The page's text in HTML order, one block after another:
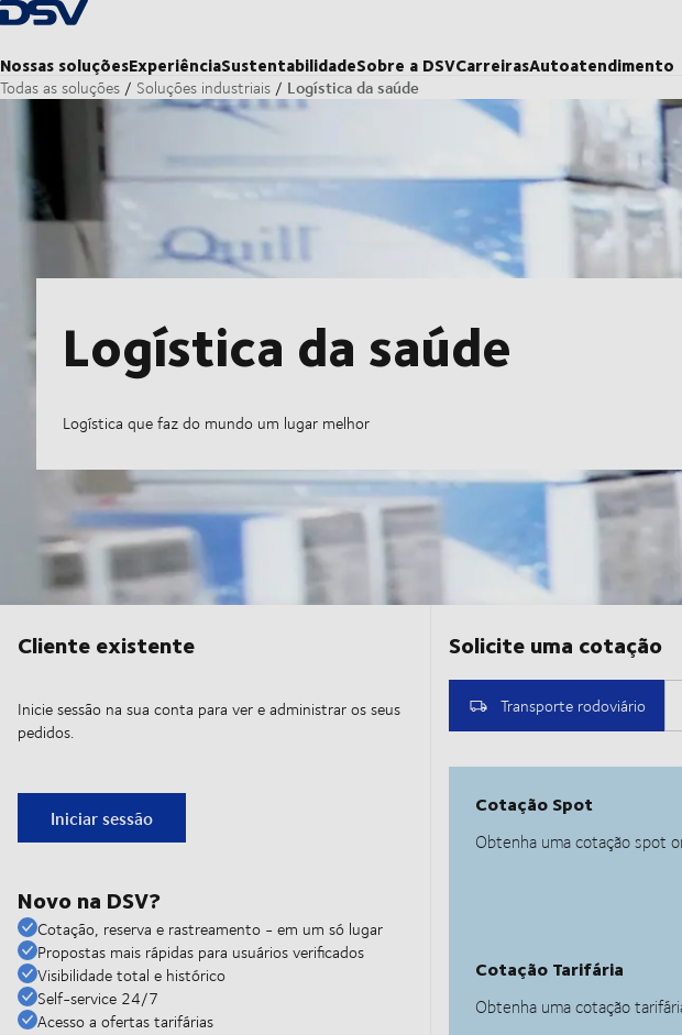
Voltar à página inicial
Nossas soluçõesExperiênciaSustentabilidadeSobre a DSVCarreirasAutoatendimento
Todas as soluções Soluções industriais Logística da saúde
Logística da saúde
Logística que faz do mundo um lugar melhor
Cliente existente
Inicie sessão na sua conta para ver e administrar os seus
pedidos.
Iniciar sessão
Novo na DSV?
Cotação, reserva e rastreamento - em um só lugar
Propostas mais rápidas para usuários verificados
Visibilidade total e histórico
Self-service 24/7
Acesso a ofertas tarifárias